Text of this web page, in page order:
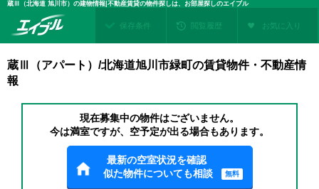
蔵Ⅲ（北海道 旭川市）の建物情報|不動産賃貸の物件探しは、お部屋探しのエイブル
保存条件 閲覧履歴 お気に入り
蔵Ⅲ（アパート）/北海道旭川市緑町の賃貸物件・不動産情
報
現在募集中の物件はございません。
今は満室ですが、空予定が出る場合もあります。
最新の空室状況を確認
似た物件についても相談
無料